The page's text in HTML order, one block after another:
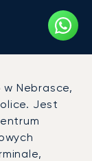
na
Nebrasce,
Jest